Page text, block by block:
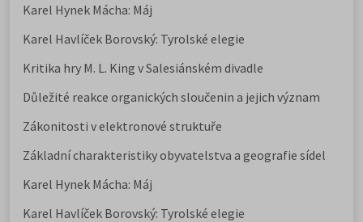
Karel Hynek Mácha: Máj
Karel Havlíček Borovský: Tyrolské elegie
Kritika hry M. L. King v Salesiánském divadle
Důležité reakce organických sloučenin a jejich význam
Zákonitosti v elektronové struktuře
Základní charakteristiky obyvatelstva a geografie sídel
Karel Hynek Mácha: Máj
Karel Havlíček Borovský: Tyrolské elegie